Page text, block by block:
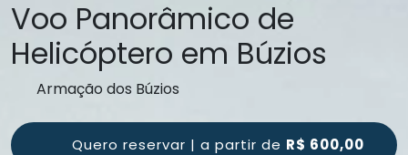
Voo Panorâmico de
Helicóptero em Búzios
Armação dos Búzios
Quero reservar | a partir de R$ 600,00